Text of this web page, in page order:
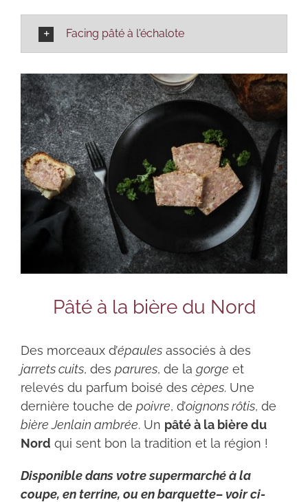
Facing pâté à l'échalote
Pâté à la bière du Nord
Des morceaux d’épaules associés à des
jarrets cuits, des parures, de la gorge et
relevés du parfum boisé des cèpes. Une
dernière touche de poivre, d’oignons rôtis, de
bière Jenlain ambrée. Un pâté à la bière du
Nord qui sent bon la tradition et la région !
Disponible dans votre supermarché à la
coupe, en terrine, ou en barquette– voir ci-